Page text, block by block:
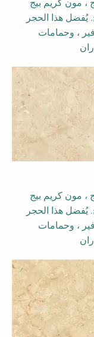
، مون كريم بيج
يُفضل هذا الحجر
، وحمامات
، مون كريم بيج
يُفضل هذا الحجر
، وحمامات